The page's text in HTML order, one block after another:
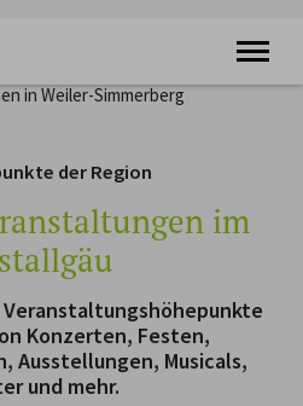
der Region
im
Veranstaltungshöhepunkte
Konzerten, Festen,
Ausstellungen, Musicals,
und mehr.